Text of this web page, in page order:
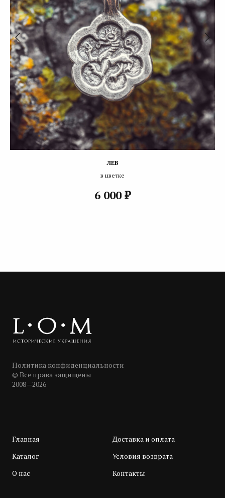
ЛЕВ
в цветке
6 000 ₽
Политика конфиденциальности
© Все права защищены
2008—2026
Главная
Каталог
О нас
Доставка и оплата
Условия возврата
Контакты